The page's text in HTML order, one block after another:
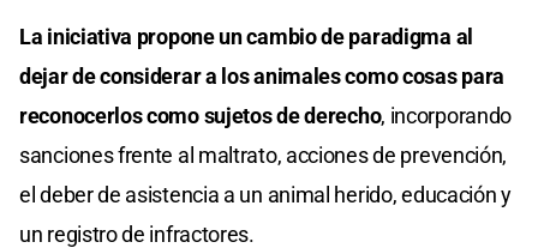
La iniciativa propone un cambio de paradigma al
dejar de considerar a los animales como cosas para
reconocerlos como sujetos de derecho, incorporando
sanciones frente al maltrato, acciones de prevención,
el deber de asistencia a un animal herido, educación y
un registro de infractores.